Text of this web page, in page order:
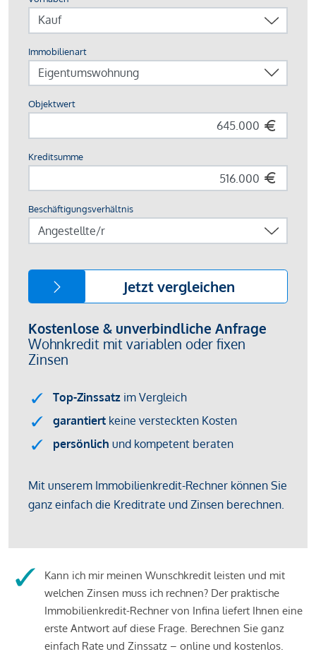
Kann ich mir meinen Wunschkredit leisten und mit
welchen Zinsen muss ich rechnen? Der praktische
Immobilienkredit-Rechner von Infina liefert Ihnen eine
erste Antwort auf diese Frage. Berechnen Sie ganz
einfach Rate und Zinssatz – online und kostenlos.